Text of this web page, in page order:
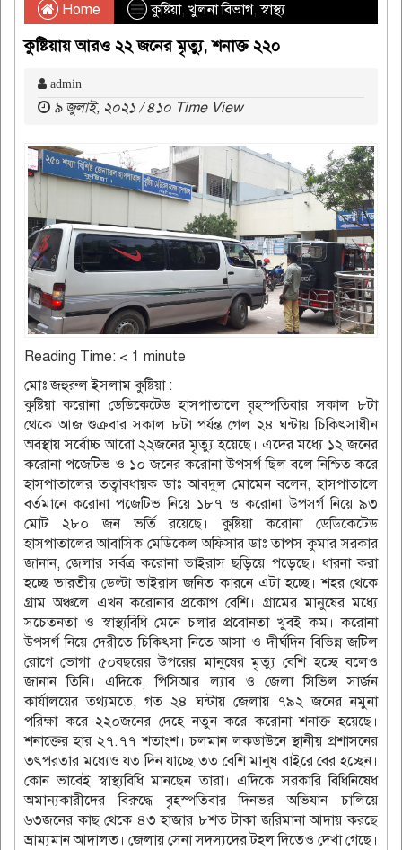
Home কুষ্টিয়া, খুলনা বিভাগ,স্বাস্থ্য
কুষ্টিয়ায় আরও ২২ জনের মৃত্যু, শনাক্ত ২২০
admin
৯ জুলাই, ২০২১ / ৪১০ Time View
Reading Time: < 1 minute
মোঃ জহুরুল ইসলাম কুষ্টিয়া :
কুষ্টিয়া করোনা ডেডিকেটেড হাসপাতালে বৃহস্পতিবার সকাল ৮টা
থেকে আজ শুক্রবার সকাল ৮টা পর্যন্ত গেল ২৪ ঘন্টায় চিকিৎসাধীন
অবস্থায় সর্বোচ্চ আরো ২২জনের মৃত্যু হয়েছে। এদের মধ্যে ১২ জনের
করোনা পজেটিভ ও ১০ জনের করোনা উপসর্গ ছিল বলে নিশ্চিত করে
হাসপাতালের তত্বাবধায়ক ডাঃ আবদুল মোমেন বলেন, হাসপাতালে
বর্তমানে করোনা পজেটিভ নিয়ে ১৮৭ ও করোনা উপসর্গ নিয়ে ৯৩
মোট ২৮০ জন ভর্তি রয়েছে। কুষ্টিয়া করোনা ডেডিকেটেড
হাসপাতালের আবাসিক মেডিকেল অফিসার ডাঃ তাপস কুমার সরকার
জানান, জেলার সর্বত্র করোনা ভাইরাস ছড়িয়ে পড়েছে। ধারনা করা
হচ্ছে ভারতীয় ডেল্টা ভাইরাস জনিত কারনে এটা হচ্ছে। শহর থেকে
গ্রাম অঞ্চলে এখন করোনার প্রকোপ বেশি। গ্রামের মানুষের মধ্যে
সচেতনতা ও স্বাস্থ্যবিধি মেনে চলার প্রবোনতা খুবই কম। করোনা
উপসর্গ নিয়ে দেরীতে চিকিৎসা নিতে আসা ও দীর্ঘদিন বিভিন্ন জটিল
রোগে ভোগা ৫০বছরের উপরের মানুষের মৃত্যু বেশি হচ্ছে বলেও
জানান তিনি। এদিকে, পিসিআর ল্যাব ও জেলা সিভিল সার্জন
কার্যালয়ের তথ্যমতে, গত ২৪ ঘন্টায় জেলায় ৭৯২ জনের নমুনা
পরিক্ষা করে ২২০জনের দেহে নতুন করে করোনা শনাক্ত হয়েছে।
শনাক্তের হার ২৭.৭৭ শতাংশ। চলমান লকডাউনে স্থানীয় প্রশাসনের
তৎপরতার মধ্যেও যত দিন যাচ্ছে তত বেশি মানুষ বাইরে বের হচ্ছেন।
কোন ভাবেই স্বাস্থ্যবিধি মানছেন তারা। এদিকে সরকারি বিধিনিষেধ
অমান্যকারীদের বিরুদ্ধে বৃহস্পতিবার দিনভর অভিযান চালিয়ে
৬৩জনের কাছ থেকে ৪৩ হাজার ৮শত টাকা জরিমানা আদায় করছে
ভ্রাম্যমান আদালত। জেলায় সেনা সদস্যদের টহল দিতেও দেখা গেছে।